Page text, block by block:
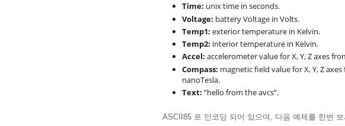
Time: unix time in seconds.
Voltage: battery Voltage in Volts.
Temp1: exterior temperature in Kelvin.
Temp2: interior temperature in Kelvin.
Accel: accelerometer value for X, Y, Z axes
Compass: magnetic field value for X, Y, Z
nanoTesla.
Text: “hello from the avcs”.
ASCII85 로 인코딩 되어 있으며, 다음 예제를 한번 보